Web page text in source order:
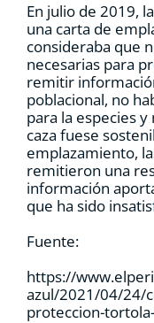
En julio de 2019,
una carta de
consideraba que
necesarias para
remitir
poblacional, no
para la especies
caza fuese
emplazamiento,
remitieron una
información
que ha sido
Fuente:
https://
azul/2021/04/24/
proteccion-